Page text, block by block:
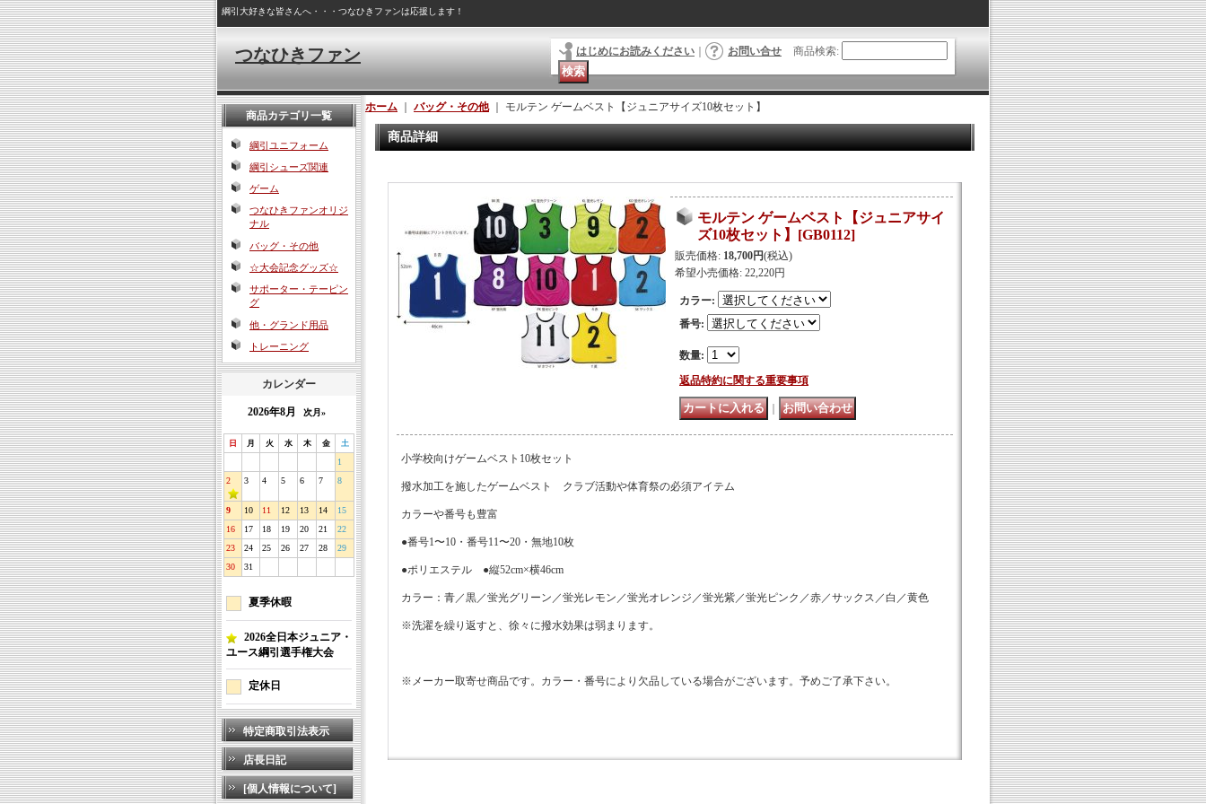
綱引大好きな皆さんへ・・・つなひきファンは応援します！
つなひきファン はじめにお読みください お問い合せ 商品検索:
商品カテゴリ一覧
綱引ユニフォーム
綱引シューズ関連
ゲーム
つなひきファンオリジ
ナル
バッグ・その他
☆大会記念グッズ☆
サポーター・テーピン
グ
他・グランド用品
トレーニング
カレンダー
2026年8月 次月»
日 月 火 水 木 金 土
1
2
3 4 5 6 7 8
9 10 11 12 13 14
15
16
17 18 19 20 21
22
23
24 25 26 27 28
29
30
31
夏季休暇
2026全日本ジュニア・
ユース綱引選手権大会
定休日
特定商取引法表示
店長日記
[個人情報について]
ホーム バッグ・その他｜ モルテン ゲームベスト【ジュニアサイズ10枚セット】
商品詳細
モルテン ゲームベスト【ジュニアサイ
ズ10枚セット】 [GB0112]
販売価格: 18,700円(税込)
希望小売価格: 22,220円
カラー:
番号:
数量:
返品特約に関する重要事項
小学校向けゲームベスト10枚セット
撥水加工を施したゲームベスト クラブ活動や体育祭の必須アイテム
カラーや番号も豊富
●番号1〜10・番号11〜20・無地10枚
●ポリエステル ●縦52cm×横46cm
カラー：青／黒／蛍光グリーン／蛍光レモン／蛍光オレンジ／蛍光紫／蛍光ピンク／赤／サックス／白／黄色
※洗濯を繰り返すと、徐々に撥水効果は弱まります。
※メーカー取寄せ商品です。カラー・番号により欠品している場合がございます。予めご了承下さい。